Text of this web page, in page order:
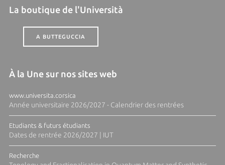
La boutique de l'Università
A BUTTEGUCCIA
À la Une sur nos sites web
www.universita.corsica
Année universitaire 2026/2027 - Calendrier des rentrées
Etudiants & futurs étudiants
Dates de rentrée 2026/2027 | IUT
Recherche